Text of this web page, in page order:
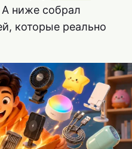
А ниже собрал
которые реально